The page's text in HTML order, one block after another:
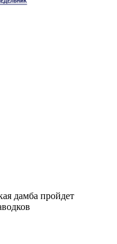
дамба пройдет